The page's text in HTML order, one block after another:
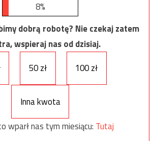
8%
dobrą robotę? Nie czekaj zatem
wspieraj nas od dzisiaj.
50 zł 100 zł
Inna kwota
wparł nas tym miesiącu: Tutaj